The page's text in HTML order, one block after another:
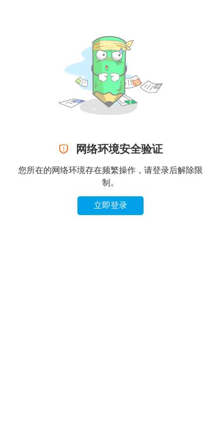
 网络环境安全验证
您所在的网络环境存在频繁操作，请登录后解除限
制。
立即登录